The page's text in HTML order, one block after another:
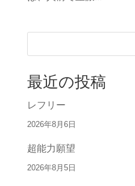
最近の投稿
レフリー
2026年8月6日
超能力願望
2026年8月5日